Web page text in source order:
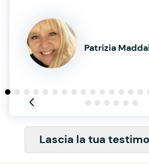
Patrizia
Lascia la tua